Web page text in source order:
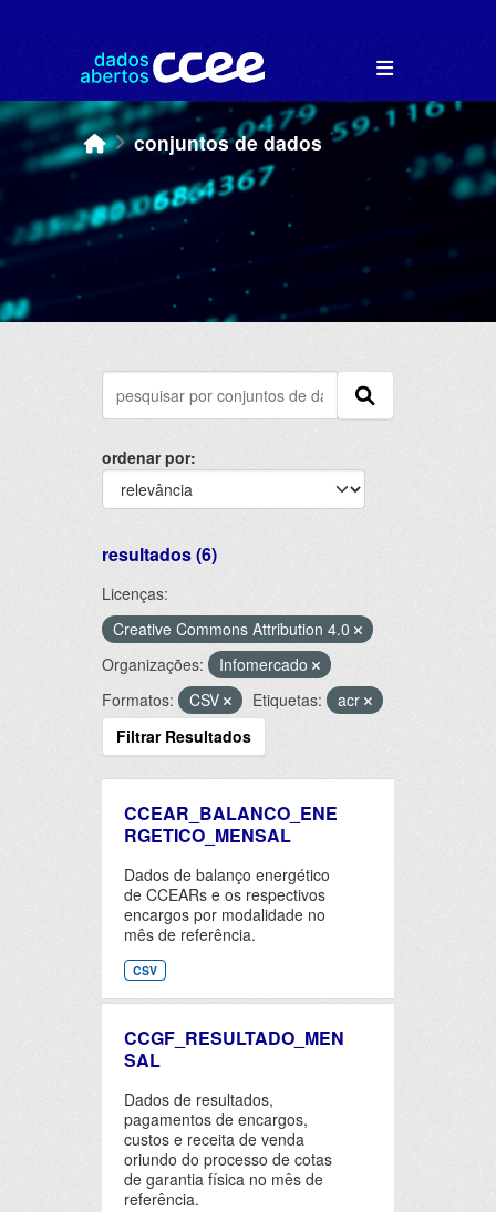
conjuntos de dados
ordenar por
resultados (6)
Licenças:
Creative Commons Attribution 4.0
Organizações:
Infomercado
Formatos:
CSV Etiquetas:
acr
Filtrar Resultados
CCEAR_BALANCO_ENE
RGETICO_MENSAL
Dados de balanço energético
de CCEARs e os respectivos
encargos por modalidade no
mês de referência.
CSV
CCGF_RESULTADO_MEN
SAL
Dados de resultados,
pagamentos de encargos,
custos e receita de venda
oriundo do processo de cotas
de garantia física no mês de
referência.